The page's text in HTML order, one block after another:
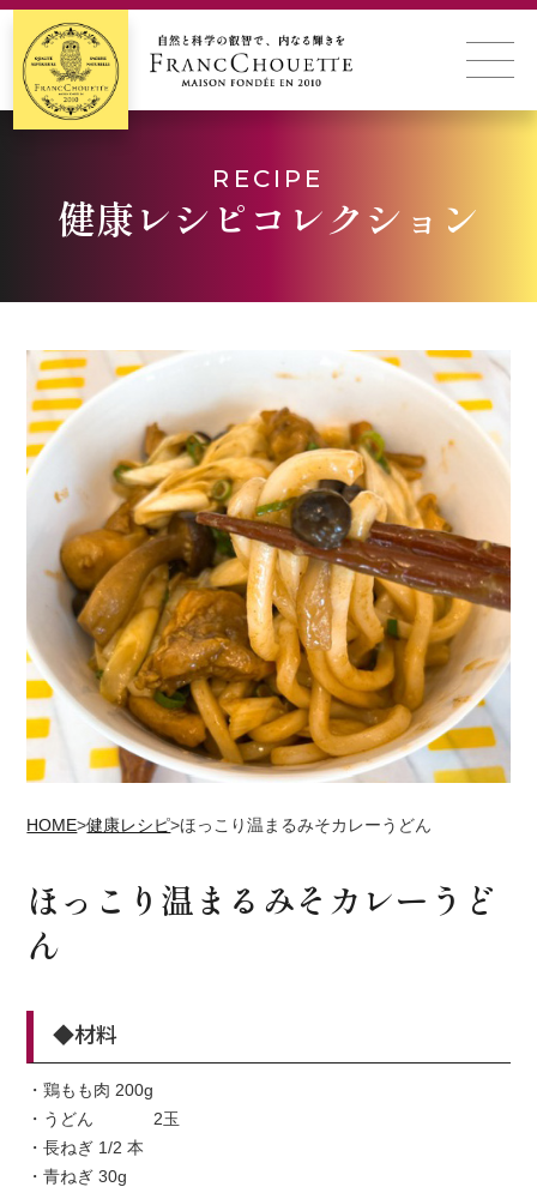
RECIPE
健康レシピコレクション
HOME>健康レシピ>ほっこり温まるみそカレーうどん
ほっこり温まるみそカレーうど
ん
◆材料
・鶏もも肉 200g
・うどん 2玉
・長ねぎ 1/2 本
・青ねぎ 30g